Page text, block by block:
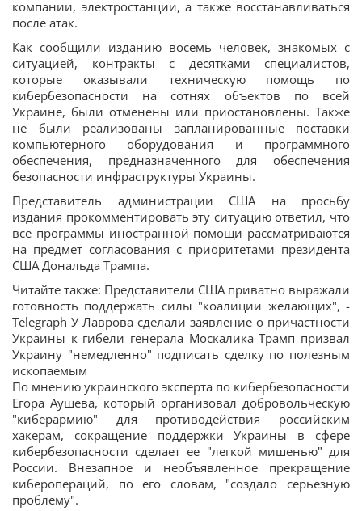
компании, электростанции, а также восстанавливаться
после атак.
Как сообщили изданию восемь человек, знакомых с
ситуацией, контракты с десятками специалистов,
которые оказывали техническую помощь по
кибербезопасности на сотнях объектов по всей
Украине, были отменены или приостановлены. Также
не были реализованы запланированные поставки
компьютерного оборудования и программного
обеспечения, предназначенного для обеспечения
безопасности инфраструктуры Украины.
Представитель администрации США на просьбу
издания прокомментировать эту ситуацию ответил, что
все программы иностранной помощи рассматриваются
на предмет согласования с приоритетами президента
США Дональда Трампа.
Читайте также: Представители США приватно выражали
готовность поддержать силы "коалиции желающих", -
Telegraph У Лаврова сделали заявление о причастности
Украины к гибели генерала Москалика Трамп призвал
Украину "немедленно" подписать сделку по полезным
ископаемым
По мнению украинского эксперта по кибербезопасности
Егора Аушева, который организовал добровольческую
"киберармию" для противодействия российским
хакерам, сокращение поддержки Украины в сфере
кибербезопасности сделает ее "легкой мишенью" для
России. Внезапное и необъявленное прекращение
киберопераций, по его словам, "создало серьезную
проблему".